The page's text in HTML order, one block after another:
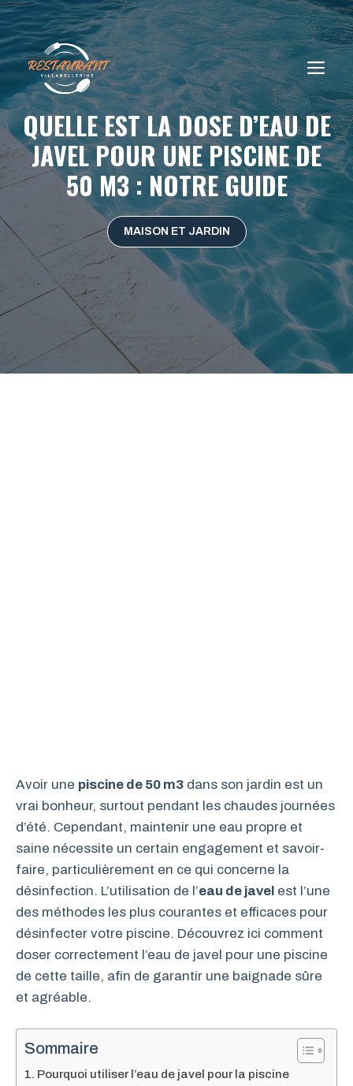
Aller
au
contenu
QUELLE EST LA DOSE D’EAU DE
JAVEL POUR UNE PISCINE DE
50 M3 : NOTRE GUIDE
MAISON ET JARDIN
Avoir une piscine de 50 m3 dans son jardin est un
vrai bonheur, surtout pendant les chaudes journées
d’été. Cependant, maintenir une eau propre et
saine nécessite un certain engagement et savoir-
faire, particulièrement en ce qui concerne la
désinfection. L’utilisation de l’eau de javel est l’une
des méthodes les plus courantes et efficaces pour
désinfecter votre piscine. Découvrez ici comment
doser correctement l’eau de javel pour une piscine
de cette taille, afin de garantir une baignade sûre
et agréable.
Sommaire
Pourquoi utiliser l’eau de javel pour la piscine